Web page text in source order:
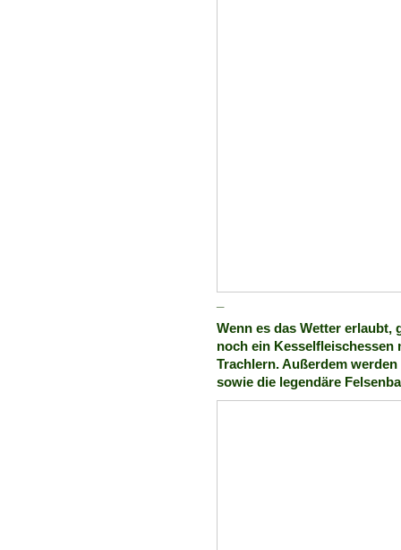
Wenn es das Wetter erlaubt,
noch ein Kesselfleischessen
Trachlern. Außerdem
sowie die legendäre